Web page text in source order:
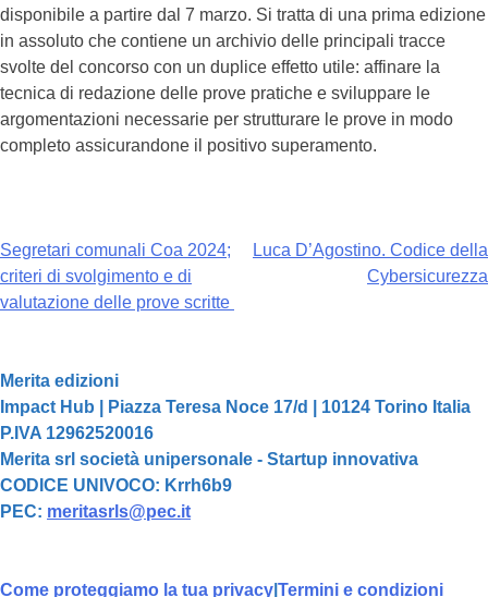
disponibile a partire dal 7 marzo. Si tratta di una prima edizione
in assoluto che contiene un archivio delle principali tracce
svolte del concorso con un duplice effetto utile: affinare la
tecnica di redazione delle prove pratiche e sviluppare le
argomentazioni necessarie per strutturare le prove in modo
completo assicurandone il positivo superamento.
Navigazione
articoli
Segretari comunali Coa 2024;
criteri di svolgimento e di
valutazione delle prove scritte
Luca D’Agostino. Codice della
Cybersicurezza
Merita edizioni
Impact Hub | Piazza Teresa Noce 17/d | 10124 Torino Italia
P.IVA 12962520016
Merita srl società unipersonale - Startup innovativa
CODICE UNIVOCO: Krrh6b9
PEC: meritasrls@pec.it
Come proteggiamo la tua privacy Termini e condizioni